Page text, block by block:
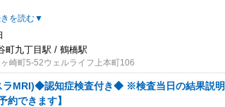
を読む▼
町九丁目駅 / 鶴橋駅
崎町5-52ウェルライフ上本町106
ラMRI)◆認知症検査付き◆ ※検査当日の結果説明
約できます】